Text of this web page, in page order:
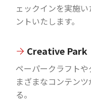
ェックインを実施
ントいたします。
Creative Park
ペーパークラフト
まざまなコンテン
る。